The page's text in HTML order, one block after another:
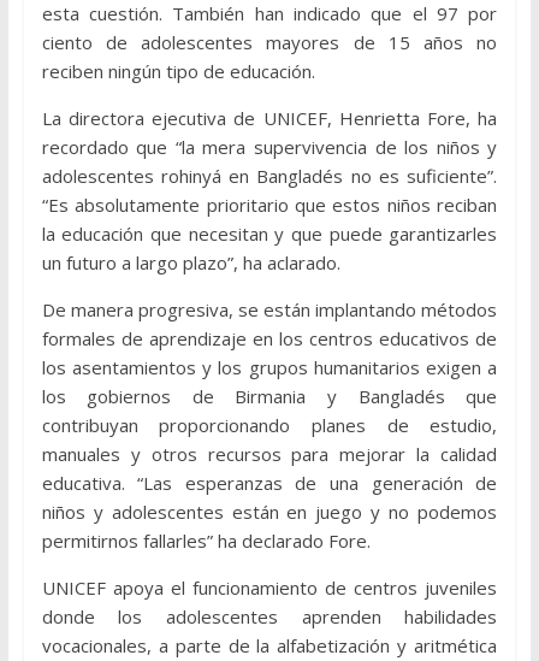
esta cuestión. También han indicado que el 97 por
ciento de adolescentes mayores de 15 años no
reciben ningún tipo de educación.
La directora ejecutiva de UNICEF, Henrietta Fore, ha
recordado que “la mera supervivencia de los niños y
adolescentes rohinyá en Bangladés no es suficiente”.
“Es absolutamente prioritario que estos niños reciban
la educación que necesitan y que puede garantizarles
un futuro a largo plazo”, ha aclarado.
De manera progresiva, se están implantando métodos
formales de aprendizaje en los centros educativos de
los asentamientos y los grupos humanitarios exigen a
los gobiernos de Birmania y Bangladés que
contribuyan proporcionando planes de estudio,
manuales y otros recursos para mejorar la calidad
educativa. “Las esperanzas de una generación de
niños y adolescentes están en juego y no podemos
permitirnos fallarles” ha declarado Fore.
UNICEF apoya el funcionamiento de centros juveniles
donde los adolescentes aprenden habilidades
vocacionales, a parte de la alfabetización y aritmética